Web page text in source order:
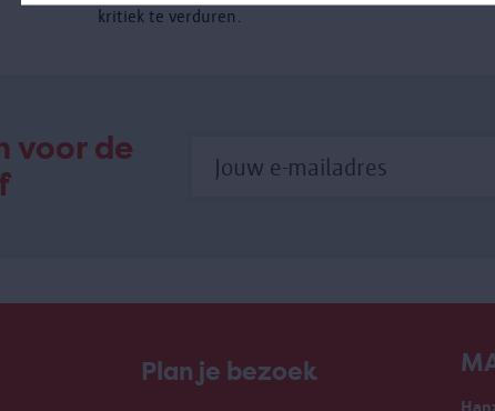
kritiek te verduren.
voor de
Plan je bezoek